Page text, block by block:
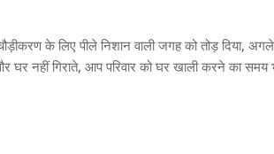
के लिए पीले निशान वाली जगह को तोड़ दिया, अगले
नहीं गिराते, आप परिवार को घर खाली करने का समय